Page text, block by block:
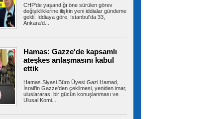
oldu
başlatılan soruşturmada...
Cumhurbaşkanı Erdoğan,
ile görüştü! Masada tek konu vardı
Külliyesi bugün kritik bir
ev sahipliği yapıyor....
CHP'de yaşandığı öne sürülen görev
değişikliklerine ilişkin yeni iddialar gündeme
geldi. İddiaya göre, İstanbul'da 33,
Ankara'd...
Hamas: Gazze'de kapsamlı
ateşkes anlaşmasını kabul
ettik
Hamas Siyasi Büro Üyesi Gazi Hamad,
İsrail'in Gazze'den çekilmesi, yeniden imar,
uluslararası bir gücün konuşlanması ve
Ulusal Komi...